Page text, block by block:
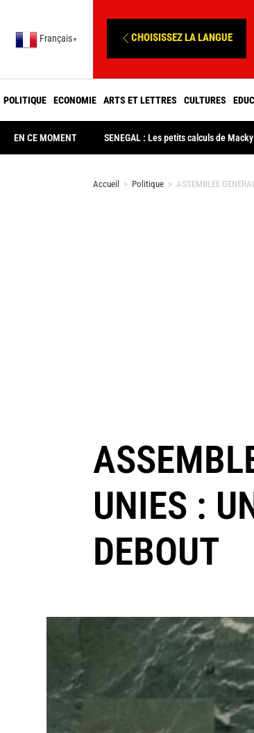
Français ▼ CHOISISSEZ LA LANGUE
POLITIQUE ECONOMIE ARTS ET LETTRES CULTURES
EN CE MOMENT SENEGAL : Les petits calculs de Macky
Accueil > Politique > ASSEMBLEE
UNIES :
DEBOUT